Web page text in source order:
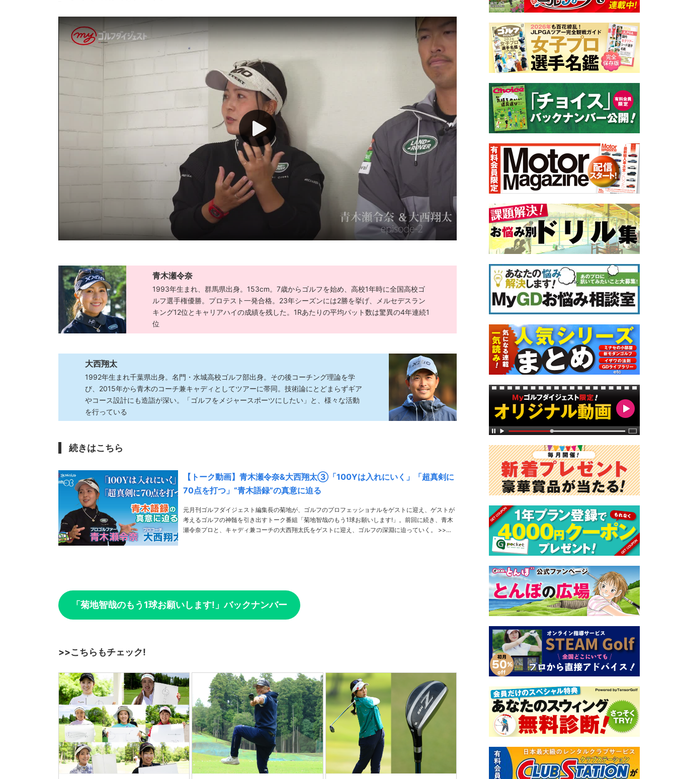
青木瀬令奈
1993年生まれ、群馬県出身。153cm。7歳からゴルフを始め、高校1年時に全国高校ゴ
ルフ選手権優勝。プロテスト一発合格。23年シーズンには2勝を挙げ、メルセデスラン
キング12位とキャリアハイの成績を残した。1Rあたりの平均パット数は驚異の4年連続1
位
大西翔太
1992年生まれ千葉県出身。名門・水城高校ゴルフ部出身。その後コーチング理論を学
び、2015年から青木のコーチ兼キャディとしてツアーに帯同。技術論にとどまらずギア
やコース設計にも造詣が深い。「ゴルフをメジャースポーツにしたい」と、様々な活動
を行っている
続きはこちら
【トーク動画】青木瀬令奈&大西翔太③「100Yは入れにいく」「超真剣に
70点を打つ」“青木語録”の真意に迫る
元月刊ゴルフダイジェスト編集長の菊地が、ゴルフのプロフェッショナルをゲストに迎え、ゲストが
考えるゴルフの神髄を引き出すトーク番組「菊地智哉のもう1球お願いします!」。前回に続き、青木
瀬令奈プロと、キャディ兼コーチの大西翔太氏をゲストに迎え、ゴルフの深淵に迫っていく。 >>前
「菊地智哉のもう1球お願いします!」バックナンバー
>>こちらもチェック!